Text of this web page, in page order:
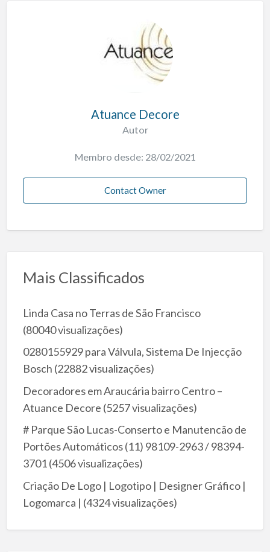
Atuance Decore
Autor
Membro desde: 28/02/2021
Contact Owner
Mais Classificados
Linda Casa no Terras de São Francisco
(80040 visualizações)
0280155929 para Válvula, Sistema De Injecção
Bosch (22882 visualizações)
Decoradores em Araucária bairro Centro –
Atuance Decore (5257 visualizações)
# Parque São Lucas-Conserto e Manutencão de
Portões Automáticos (11) 98109-2963 / 98394-
3701(4506 visualizações)
Criação De Logo | Logotipo | Designer Gráfico |
Logomarca | (4324 visualizações)